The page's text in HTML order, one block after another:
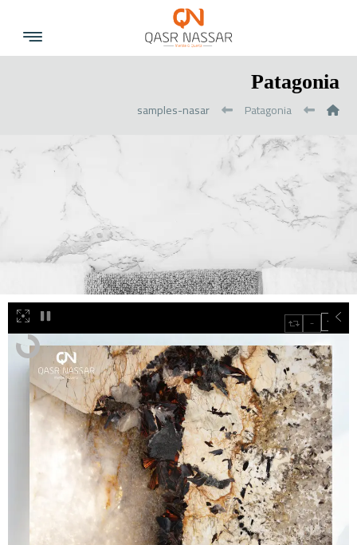
Patagonia
samples-nasar Patagonia